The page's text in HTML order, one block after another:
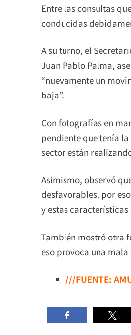
Entre las consultas
conducidas
A su turno, el
Juan Pablo Palma,
“nuevamente un
baja”.
Con fotografías en
pendiente que tenía
sector están
Asimismo, observó
desfavorables, por
y estas
También mostró otra
eso provoca una
///FUENTE: